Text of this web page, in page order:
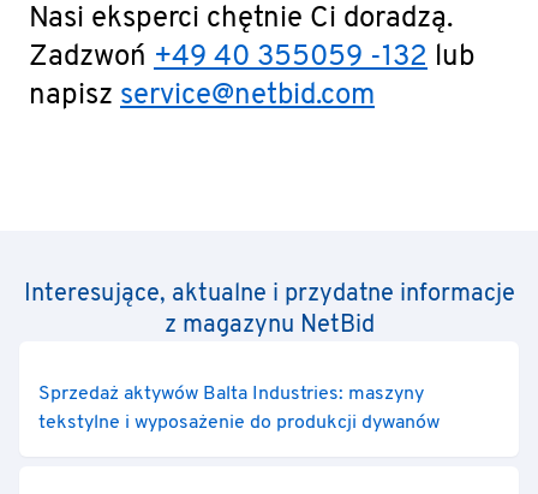
Nasi eksperci chętnie Ci doradzą.
Zadzwoń +49 40 355059 -132 lub
napisz service@netbid.com
Interesujące, aktualne i przydatne informacje
z magazynu NetBid
Sprzedaż aktywów Balta Industries: maszyny
tekstylne i wyposażenie do produkcji dywanów